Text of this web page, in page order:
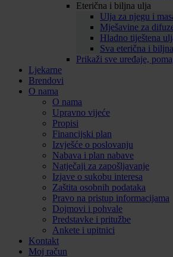
Eterična i biljna ulja
Ulja za njegu i
Mješavine za
Hladno tiještena
Sva eterična i
Prikaži sve uređaje,
Ljekarne
Brendovi
O nama
O nama
Upravno vijeće
Propisi
Financijski plan
Izvješće o poslovanju
Nabava i plan nabave
Natječaji za zapošljavanje
Izjave o sukobu interesa
Zaštita osobnih podataka
Pravo na pristup informacijama
Dojmovi i pohvale
Predstavke i pritužbe
Ankete i upitnici
Kontakt
Moj račun